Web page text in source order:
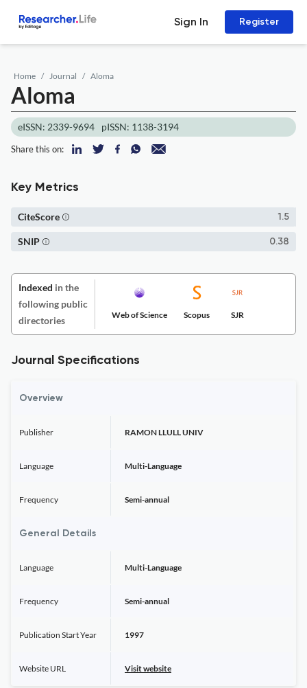
Sign In Register
Home Journal Aloma
Aloma
eISSN: 2339-9694 pISSN: 1138-3194
Share this on:
Key Metrics
1.5
CiteScore
0.38
SNIP
Indexed in the
following public
directories
Web of Science Scopus SJR
Journal Specifications
Overview
Publisher RAMON LLULL UNIV
Language Multi-Language
Frequency Semi-annual
General Details
Language Multi-Language
Frequency Semi-annual
Publication Start Year 1997
Website URL Visit website